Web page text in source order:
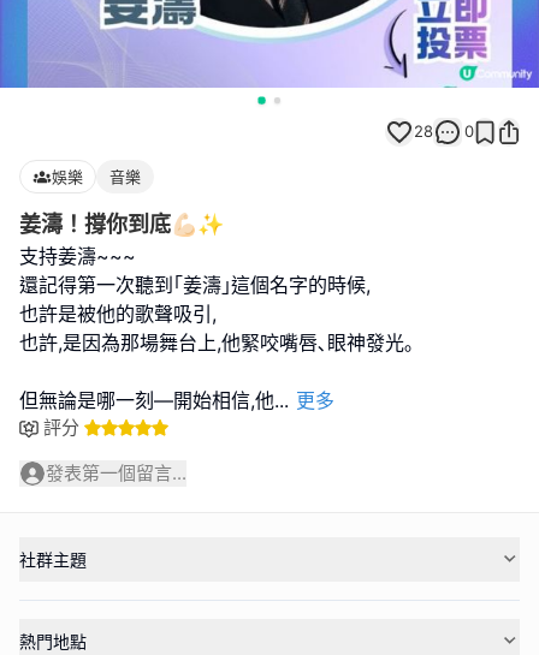
28 0
娛樂 音樂
姜濤！撐你到底💪🏻✨
支持姜濤~~~
還記得第一次聽到｢姜濤｣這個名字的時候,
也許是被他的歌聲吸引,
也許,是因為那場舞台上,他緊咬嘴唇､眼神發光｡
但無論是哪一刻—開始相信,他... 更多
評分
發表第一個留言...
社群主題
熱門地點